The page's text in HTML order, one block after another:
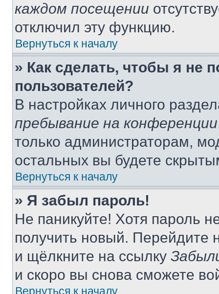
каждом посещении
отключил эту функцию.
Вернуться к началу
» Как сделать, чтобы я не
пользователей?
В настройках личного
пребывание на конференции
только администраторам,
остальных вы будете
Вернуться к началу
» Я забыл пароль!
Не паникуйте! Хотя пароль
получить новый. Перейдите
и щёлкните на ссылку
и скоро вы снова сможете
Вернуться к началу